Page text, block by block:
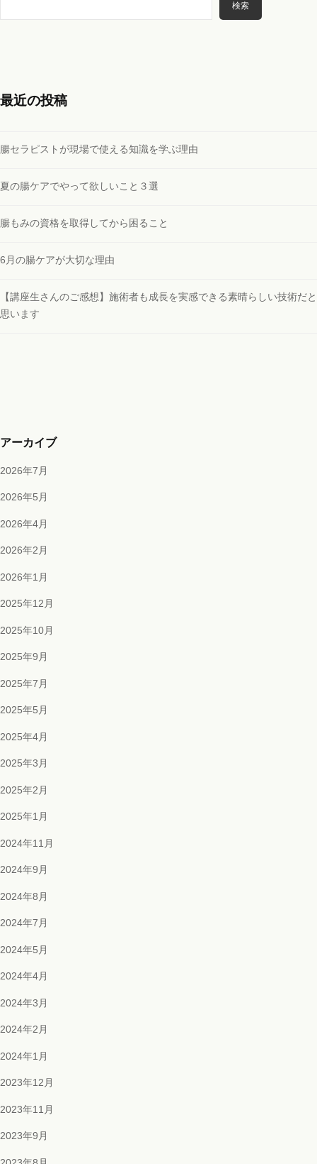
検索
最近の投稿
腸セラピストが現場で使える知識を学ぶ理由
夏の腸ケアでやって欲しいこと３選
腸もみの資格を取得してから困ること
6月の腸ケアが大切な理由
【講座生さんのご感想】施術者も成長を実感できる素晴らしい技術だと
思います
アーカイブ
2026年7月
2026年5月
2026年4月
2026年2月
2026年1月
2025年12月
2025年10月
2025年9月
2025年7月
2025年5月
2025年4月
2025年3月
2025年2月
2025年1月
2024年11月
2024年9月
2024年8月
2024年7月
2024年5月
2024年4月
2024年3月
2024年2月
2024年1月
2023年12月
2023年11月
2023年9月